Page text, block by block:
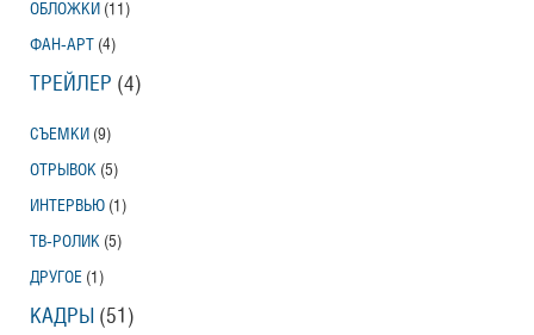
ОБЛОЖКИ (11)
ФАН-АРТ (4)
ТРЕЙЛЕР (4)
СЪЕМКИ (9)
ОТРЫВОК (5)
ИНТЕРВЬЮ (1)
ТВ-РОЛИК (5)
ДРУГОЕ (1)
КАДРЫ (51)